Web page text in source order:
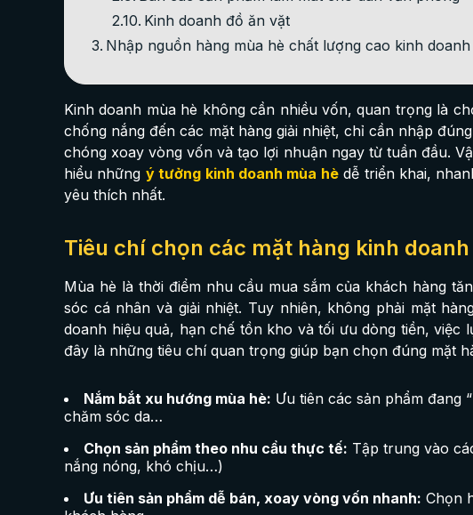
Kinh doanh đồ ăn vặt
Nhập nguồn hàng mùa hè chất lượng cao kinh
Kinh doanh mùa hè không cần nhiều vốn, quan trọng là
chống nắng đến các mặt hàng giải nhiệt, chỉ cần nhập
chóng xoay vòng vốn và tạo lợi nhuận ngay từ tuần đầu.
hiểu những ý tưởng kinh doanh mùa hèdễ triển khai,
yêu thích nhất.
Tiêu chí chọn các mặt hàng kinh
Mùa hè là thời điểm nhu cầu mua sắm của khách hàng
sóc cá nhân và giải nhiệt. Tuy nhiên, không phải mặt
doanh hiệu quả, hạn chế tồn kho và tối ưu dòng tiền,
đây là những tiêu chí quan trọng giúp bạn chọn đúng mặt
Nắm bắt xu hướng mùa hè: Ưu tiên các sản phẩm đang
chăm sóc da…
Chọn sản phẩm theo nhu cầu thực tế: Tập trung vào
nắng nóng, khó chịu…)
Ưu tiên sản phẩm dễ bán, xoay vòng vốn nhanh: Chọn